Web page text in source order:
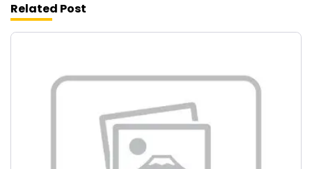
Related Post